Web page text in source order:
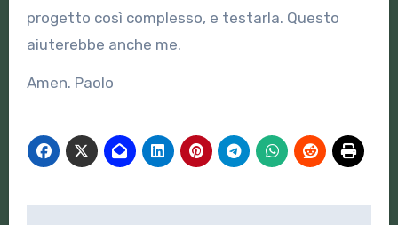
progetto così complesso, e testarla. Questo
aiuterebbe anche me.
Amen. Paolo